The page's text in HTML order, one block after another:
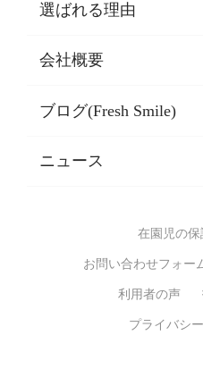
園見学・ご入園・ご
東京都認証保育所空
選ばれる理由
選ばれる理由一覧
乳児期・幼児期・
バイリンガル保育
スポーツ保育園
モンテッソーリ式
STEAMS保育・学童
会社概要
会社概要
SDGsについて
ブログ(Fresh Smile)
ニュース
在園児の
お問い合わせフォー
利用者の声
プライバシ